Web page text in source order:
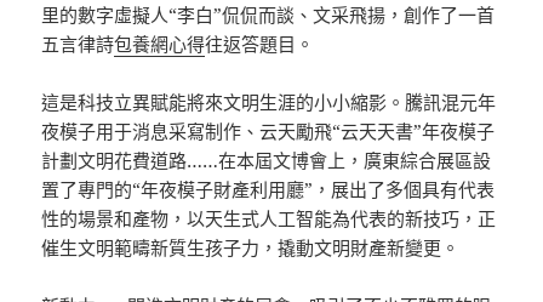
里的數字虛擬人“李白”侃侃而談、文采飛揚，創作了一首
五言律詩包養網心得往返答題目。
這是科技立異賦能將來文明生涯的小小縮影。騰訊混元年
夜模子用于消息采寫制作、云天勵飛“云天天書”年夜模子
計劃文明花費道路……在本屆文博會上，廣東綜合展區設
置了專門的“年夜模子財產利用廳”，展出了多個具有代表
性的場景和產物，以天生式人工智能為代表的新技巧，正
催生文明範疇新質生孩子力，撬動文明財產新變更。